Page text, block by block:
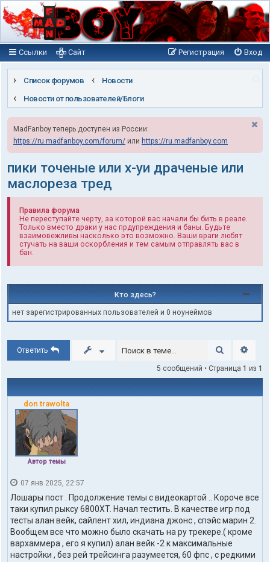
Ссылки Вход
Регистрация
Сайт
Список форумов
Новости
Новости от пользователей/Блоги
MadFanboy теперь доступен из России:
https://ru.madfanboy.com/forum/ или https://ru.madfanboy.com
пики точеные или х-уи драченые или
маслореза тред
Правила форума
Не переступайте черту, за которой вас начали бы бить в реале.
Только вместо драки у нас прдупреждения и баны. Будьте
взаимовежливы насколько это возможно. Ваши враги любят
стучать на ваши оскорбления и тем самым отправлять вас в
бан.
Кто здесь?
нет зарегистрированных пользователей и 0 ноунеймов
Ответить Поиск
5 сообщений • Страница 1 из 1
don trawolta
Автор темы
07 янв 2025, 22:57
Лошары пост . Продолжение темы с видеокартой .. Короче все
таки купил рыксу 6800ХT. Начал тестить. В качестве игр под
тесты алан вейк, сайлент хил, индиана джонс , спэйс марин 2.
Вообщем все что можно было скачать на ру трекере.( кроме
вархаммера , его я купил) алан вейк -2 к максимальные
настройки , без рей трейсинга разумеется, 60 фпс , с редкими